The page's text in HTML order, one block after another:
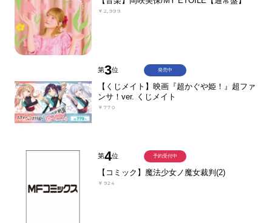
￥2,999
第3位
【くじメイト】映画『超かぐや姫！』超ファ
ンサ！ver. くじメイト
￥770
発売中
第4位
【コミック】魔法少女ノ魔女裁判(2)
￥924
予約受付中